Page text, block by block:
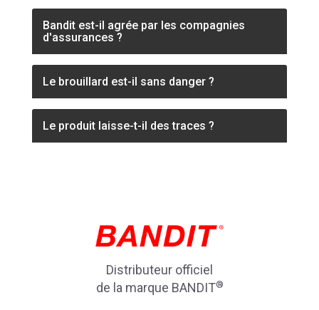
Bandit est-il agrée par les compagnies
d'assurances ?
Le brouillard est-il sans danger ?
Le produit laisse-t-il des traces ?
Distributeur officiel
de la marque BANDIT®